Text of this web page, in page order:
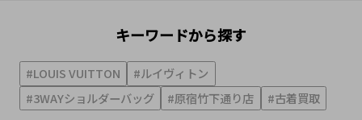
キーワードから探す
#LOUIS VUITTON
#ルイヴィトン
#3WAYショルダーバッグ
#原宿竹下通り店 #古着買取